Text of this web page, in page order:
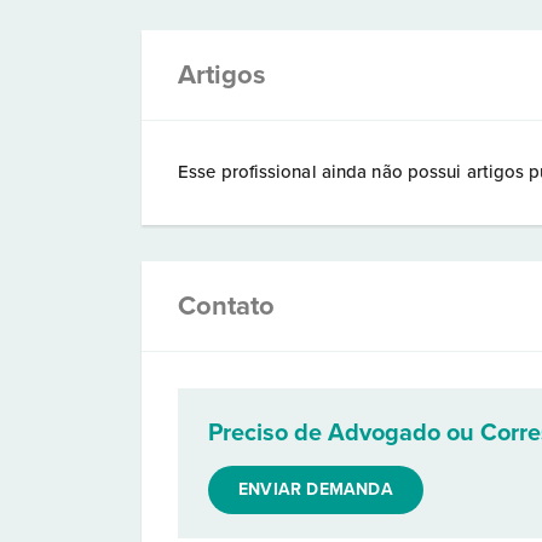
Artigos
Esse profissional ainda não possui artigos
Contato
Preciso de Advogado ou
ENVIAR DEMANDA